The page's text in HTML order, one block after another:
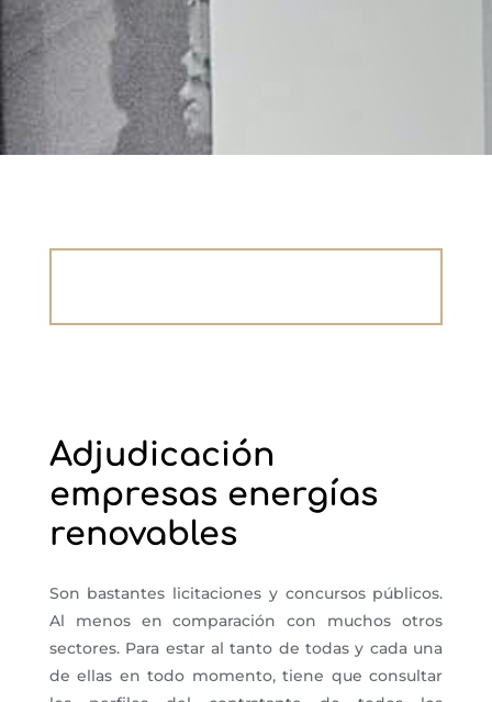
Adjudicación
empresas energías
renovables
Son bastantes licitaciones y concursos públicos.
Al menos en comparación con muchos otros
sectores. Para estar al tanto de todas y cada una
de ellas en todo momento, tiene que consultar